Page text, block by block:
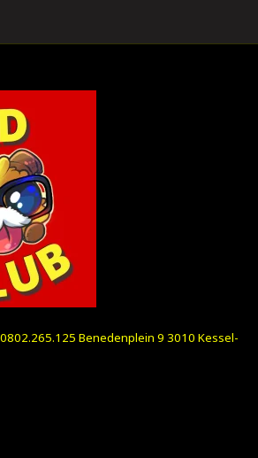
Benedenplein 9 3010 Kessel-